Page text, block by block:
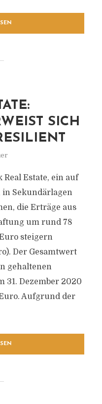
SICH
Estate, ein auf
Sekundärlagen
die Erträge aus
um rund 78
steigern
Der Gesamtwert
gehaltenen
31. Dezember 2020
Aufgrund der